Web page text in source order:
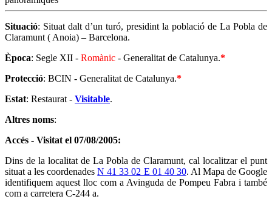
Situació: Situat dalt d’un turó, presidint la població de La Pobla de
Claramunt ( Anoia) – Barcelona.
Època: Segle XII - Romànic - Generalitat de Catalunya.*
Protecció: BCIN - Generalitat de Catalunya.*
Estat: Restaurat - Visitable.
Altres noms:
Accés - Visitat el 07/08/2005:
Dins de la localitat de La Pobla de Claramunt, cal localitzar el punt
situat a les coordenadesN 41 33 02 E 01 40 30. Al Mapa de Google
identifiquem aquest lloc com a Avinguda de Pompeu Fabra i també
com a carretera C-244 a.